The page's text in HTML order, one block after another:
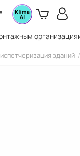
зданий /